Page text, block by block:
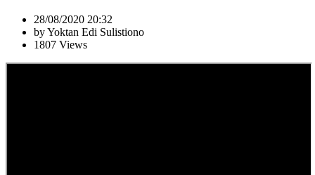
28/08/2020 20:32
by Yoktan Edi Sulistiono
1807 Views